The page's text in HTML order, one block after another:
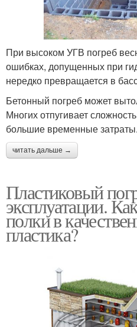
При высоком УГВ погреб
ошибках, допущенных при
нередко превращается в
Бетонный погреб может
Многих отпугивает
большие временные затраты.
читать дальше →
Пластиковый
эксплуатации.
полки в
пластика?